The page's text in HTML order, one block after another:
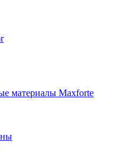
материалы Maxforte